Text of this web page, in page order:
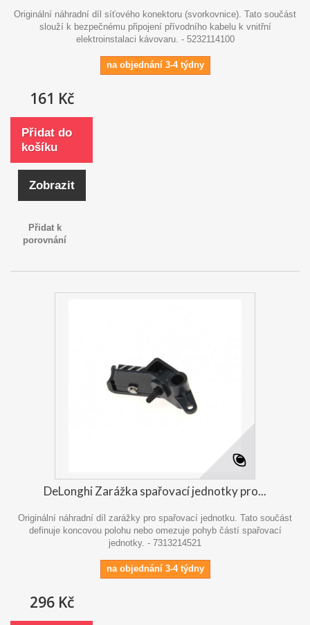
Originální náhradní díl síťového konektoru (svorkovnice). Tato součást
slouží k bezpečnému připojení přívodního kabelu k vnitřní
elektroinstalaci kávovaru. - 5232114100
na objednání 3-4 týdny
161 Kč
Přidat do
košíku
Zobrazit
Přidat k
porovnání
DeLonghi Zarážka spařovací jednotky pro...
Originální náhradní díl zarážky pro spařovací jednotku. Tato součást
definuje koncovou polohu nebo omezuje pohyb částí spařovací
jednotky. - 7313214521
na objednání 3-4 týdny
296 Kč